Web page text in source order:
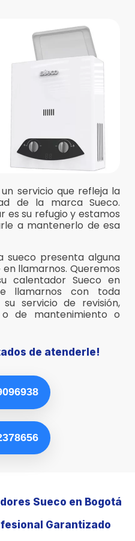
servicio que refleja la
de la marca Sueco.
es su refugio y estamos
a mantenerlo de esa
sueco presenta alguna
llamarnos. Queremos
calentador Sueco en
llamarnos con toda
servicio de revisión,
o de mantenimiento o
de atenderle!
Sueco en Bogotá
Garantizado